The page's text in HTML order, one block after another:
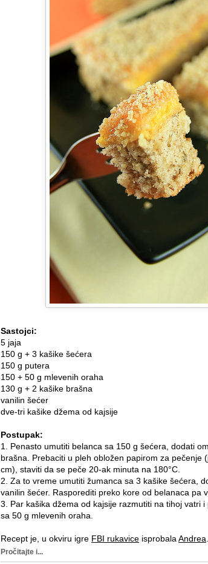
Sastojci:
5 jaja
150 g + 3 kašike šećera
150 g putera
150 + 50 g mlevenih oraha
130 g + 2 kašike brašna
vanilin šećer
dve-tri kašike džema od kajsije
Postupak:
1. Penasto umutiti belanca sa 150 g šećera, dodati
brašna. Prebaciti u pleh obložen papirom za pečenje
cm), staviti da se peče 20-ak minuta na 180°C.
2. Za to vreme umutiti žumanca sa 3 kašike šećera,
vanilin šećer. Rasporediti preko kore od belanaca pa
3. Par kašika džema od kajsije razmutiti na tihoj vatri
sa 50 g mlevenih oraha.
Recept je, u okviru igre FBI rukavice isprobala Andrea
Pročitajte i...